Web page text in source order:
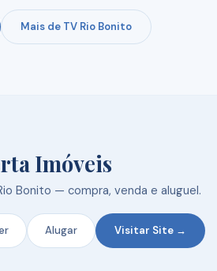
Mais de TV Rio Bonito
Imóveis
Bonito — compra, venda e aluguel.
Alugar Visitar Site →